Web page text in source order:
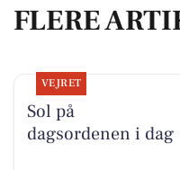
FLERE
VEJRET
Sol på
dagsordenen i dag